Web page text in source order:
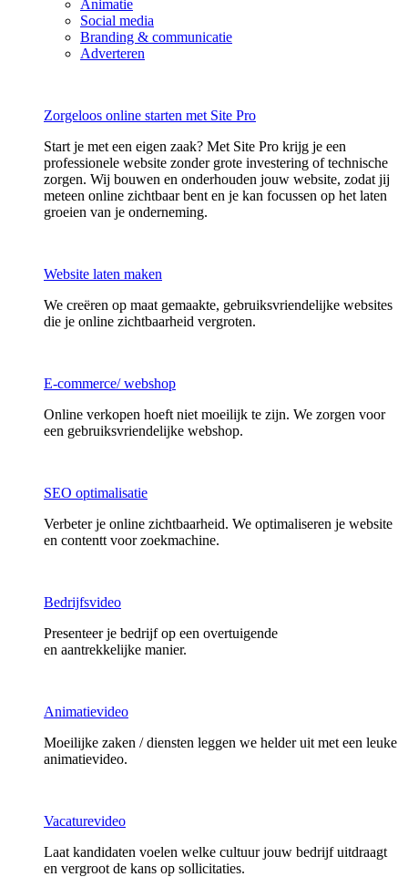
Animatie
Social media
Branding & communicatie
Adverteren
Zorgeloos online starten met Site Pro
Start je met een eigen zaak? Met Site Pro krijg je een
professionele website zonder grote investering of technische
zorgen. Wij bouwen en onderhouden jouw website, zodat jij
meteen online zichtbaar bent en je kan focussen op het laten
groeien van je onderneming.
Website laten maken
We creëren op maat gemaakte, gebruiksvriendelijke websites
die je online zichtbaarheid vergroten.
E-commerce/ webshop
Online verkopen hoeft niet moeilijk te zijn. We zorgen voor
een gebruiksvriendelijke webshop.
SEO optimalisatie
Verbeter je online zichtbaarheid. We optimaliseren je website
en contentt voor zoekmachine.
Bedrijfsvideo
Presenteer je bedrijf op een overtuigende
en aantrekkelijke manier.
Animatievideo
Moeilijke zaken / diensten leggen we helder uit met een leuke
animatievideo.
Vacaturevideo
Laat kandidaten voelen welke cultuur jouw bedrijf uitdraagt
en vergroot de kans op sollicitaties.